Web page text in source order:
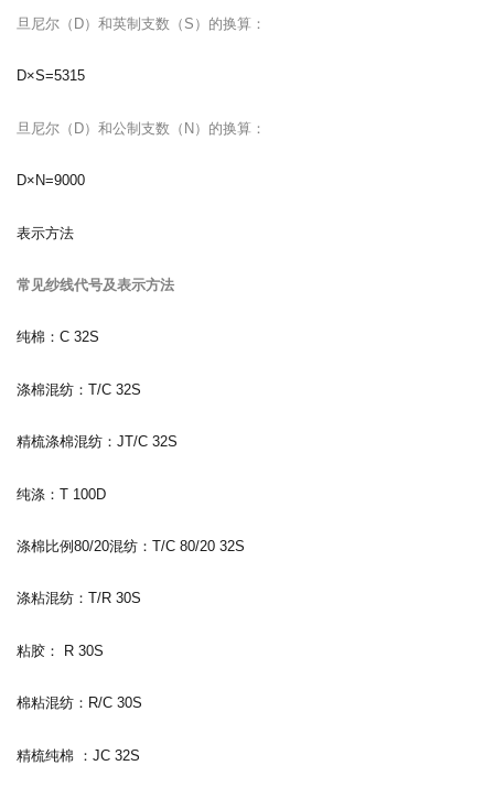
旦尼尔（D）和英制支数（S）的换算：
D×S=5315
旦尼尔（D）和公制支数（N）的换算：
D×N=9000
表示方法
常见纱线代号及表示方法
纯棉：C 32S
涤棉混纺：T/C 32S
精梳涤棉混纺：JT/C 32S
纯涤：T 100D
涤棉比例80/20混纺：T/C 80/20 32S
涤粘混纺：T/R 30S
粘胶： R 30S
棉粘混纺：R/C 30S
精梳纯棉 ：JC 32S